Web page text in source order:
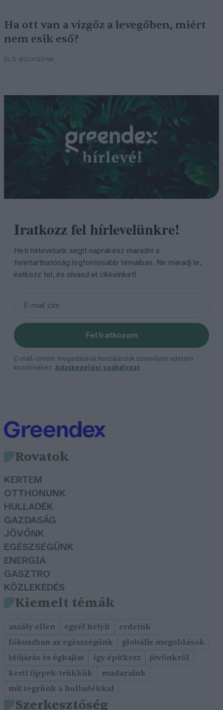
Ha ott van a vízgőz a levegőben, miért
nem esik eső?
ÉLŐ BOLYGÓNK
Iratkozz fel hírlevelünkre!
Heti hírlevelünk segít naprakész maradni a
fenntarthatóság legfontosabb témáiban. Ne maradj le,
iratkozz fel, és olvasd el cikkeinket!
Feliratkozom
E-mail-címem megadásával hozzájárulok személyes adataim
kezeléséhez. Adatkezelési szabályzat
Rovatok
KERTEM
OTTHONUNK
HULLADÉK
GAZDASÁG
JÖVŐNK
EGÉSZSÉGÜNK
ENERGIA
GASZTRO
KÖZLEKEDÉS
Kiemelt témák
aszály ellen egyél helyit
erdeink
fókuszban az egészségünk
globális megoldások
időjárás és éghajlat
így építkezz
jövőnkről
kerti tippek-trükkök
madaraink
mit tegyünk a hulladékkal
Szerkesztőség